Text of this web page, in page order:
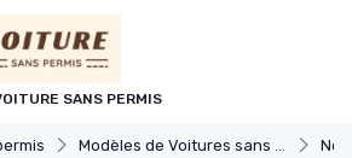
SANS PERMIS
Modèles de Voitures sans Permis